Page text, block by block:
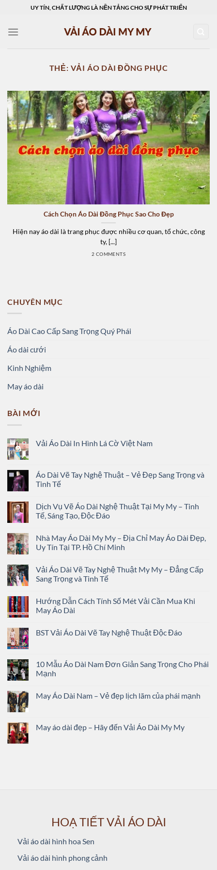
content
UY TÍN, CHẤT LƯỢNG LÀ NỀN TẢNG CHO SỰ PHÁT TRIỂN
THẺ: VẢI ÁO DÀI ĐỒNG PHỤC
Cách Chọn Áo Dài Đồng Phục Sao Cho Đẹp
Hiện nay áo dài là trang phục được nhiều cơ quan, tổ chức, công
ty, [...]
2 COMMENTS
CHUYÊN MỤC
Áo Dài Cao Cấp Sang Trọng Quý Phái
Áo dài cưới
Kinh Nghiệm
May áo dài
BÀI MỚI
Vải Áo Dài In Hình Lá Cờ Việt Nam
Áo Dài Vẽ Tay Nghệ Thuật – Vẻ Đẹp Sang Trọng và
Tinh Tế
Dịch Vụ Vẽ Áo Dài Nghệ Thuật Tại My My – Tinh
Tế, Sáng Tạo, Độc Đáo
Nhà May Áo Dài My My – Địa Chỉ May Áo Dài Đẹp,
Uy Tín Tại TP. Hồ Chí Minh
Vải Áo Dài Vẽ Tay Nghệ Thuật My My – Đẳng Cấp
Sang Trọng và Tinh Tế
Hướng Dẫn Cách Tính Số Mét Vải Cần Mua Khi
May Áo Dài
BST Vải Áo Dài Vẽ Tay Nghệ Thuật Độc Đáo
10 Mẫu Áo Dài Nam Đơn Giản Sang Trọng Cho Phái
Mạnh
May Áo Dài Nam – Vẻ đẹp lịch lãm của phái mạnh
May áo dài đẹp – Hãy đến Vải Áo Dài My My
HOẠ TIẾT VẢI ÁO DÀI
Vải áo dài hình hoa Sen
Vải áo dài hình phong cảnh